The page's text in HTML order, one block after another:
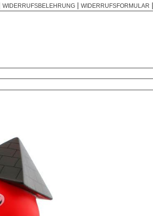
|WIDERRUFSBELEHRUNG |WIDERRUFSFORMULAR